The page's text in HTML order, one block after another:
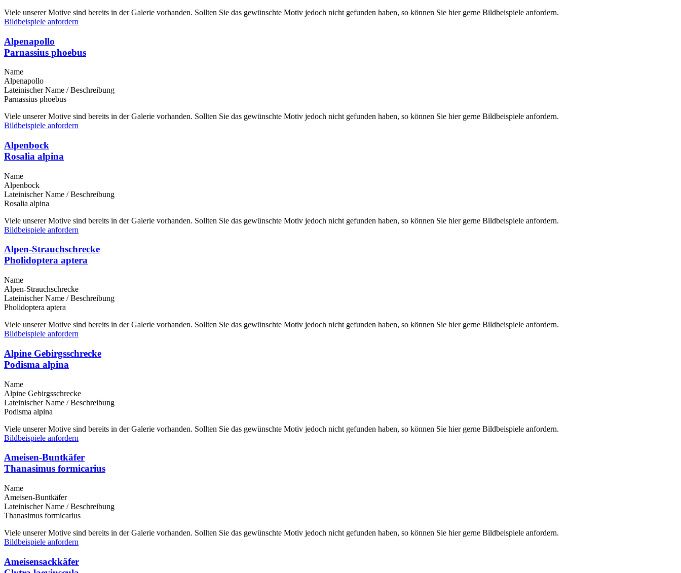
Viele unserer Motive sind bereits in der Galerie vorhanden. Sollten Sie das gewünschte Motiv jedoch nicht gefunden haben, so können Sie hier gerne Bildbeispiele anfordern.
Bildbeispiele anfordern
Alpenapollo
Parnassius phoebus
Name
Alpenapollo
Lateinischer Name / Beschreibung
Parnassius phoebus
Viele unserer Motive sind bereits in der Galerie vorhanden. Sollten Sie das gewünschte Motiv jedoch nicht gefunden haben, so können Sie hier gerne Bildbeispiele anfordern.
Bildbeispiele anfordern
Alpenbock
Rosalia alpina
Name
Alpenbock
Lateinischer Name / Beschreibung
Rosalia alpina
Viele unserer Motive sind bereits in der Galerie vorhanden. Sollten Sie das gewünschte Motiv jedoch nicht gefunden haben, so können Sie hier gerne Bildbeispiele anfordern.
Bildbeispiele anfordern
Alpen-Strauchschrecke
Pholidoptera aptera
Name
Alpen-Strauchschrecke
Lateinischer Name / Beschreibung
Pholidoptera aptera
Viele unserer Motive sind bereits in der Galerie vorhanden. Sollten Sie das gewünschte Motiv jedoch nicht gefunden haben, so können Sie hier gerne Bildbeispiele anfordern.
Bildbeispiele anfordern
Alpine Gebirgsschrecke
Podisma alpina
Name
Alpine Gebirgsschrecke
Lateinischer Name / Beschreibung
Podisma alpina
Viele unserer Motive sind bereits in der Galerie vorhanden. Sollten Sie das gewünschte Motiv jedoch nicht gefunden haben, so können Sie hier gerne Bildbeispiele anfordern.
Bildbeispiele anfordern
Ameisen-Buntkäfer
Thanasimus formicarius
Name
Ameisen-Buntkäfer
Lateinischer Name / Beschreibung
Thanasimus formicarius
Viele unserer Motive sind bereits in der Galerie vorhanden. Sollten Sie das gewünschte Motiv jedoch nicht gefunden haben, so können Sie hier gerne Bildbeispiele anfordern.
Bildbeispiele anfordern
Ameisensackkäfer